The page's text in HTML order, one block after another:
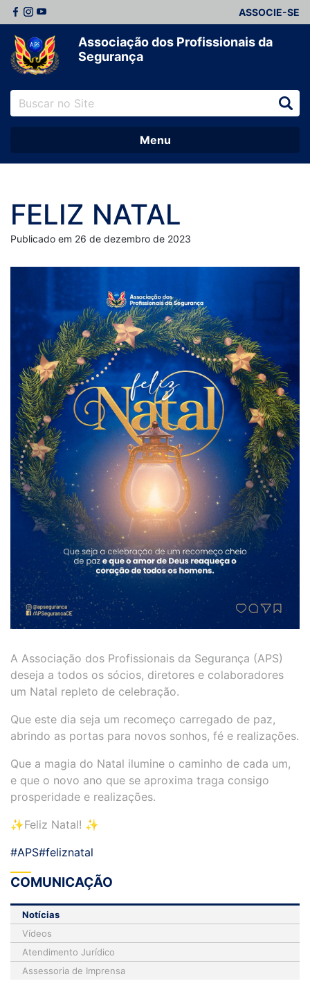
ASSOCIE-SE
Associação dos Profissionais da
Segurança
Menu
FELIZ NATAL
Publicado em 26 de dezembro de 2023
A Associação dos Profissionais da Segurança (APS)
deseja a todos os sócios, diretores e colaboradores
um Natal repleto de celebração.
Que este dia seja um recomeço carregado de paz,
abrindo as portas para novos sonhos, fé e realizações.
Que a magia do Natal ilumine o caminho de cada um,
e que o novo ano que se aproxima traga consigo
prosperidade e realizações.
✨Feliz Natal! ✨
#APS#feliznatal
COMUNICAÇÃO
Notícias
Vídeos
Atendimento Jurídico
Assessoria de Imprensa